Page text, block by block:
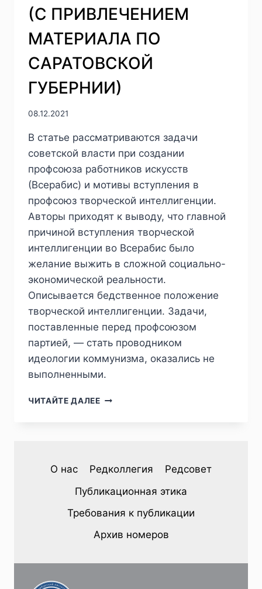
(С ПРИВЛЕЧЕНИЕМ
МАТЕРИАЛА ПО
САРАТОВСКОЙ
ГУБЕРНИИ)
08.12.2021
В статье рассматриваются задачи
советской власти при создании
профсоюза работников искусств
(Всерабис) и мотивы вступления в
профсоюз творческой интеллигенции.
Авторы приходят к выводу, что главной
причиной вступления творческой
интеллигенции во Всерабис было
желание выжить в сложной социально-
экономической реальности.
Описывается бедственное положение
творческой интеллигенции. Задачи,
поставленные перед профсоюзом
партией, — стать проводником
идеологии коммунизма, оказались не
выполненными.
ЧИТАЙТЕ ДАЛЕЕПИЖ
А.О.ВОЛГУШЕВА,
ДЕЯТЕЛЬНОСТЬ
ПРОФСОЮЗА
РАБОТНИКОВ
ИСКУССТВ
О нас Редколлегия
Редсовет
Публикационная этика
Требования к публикации
Архив номеров